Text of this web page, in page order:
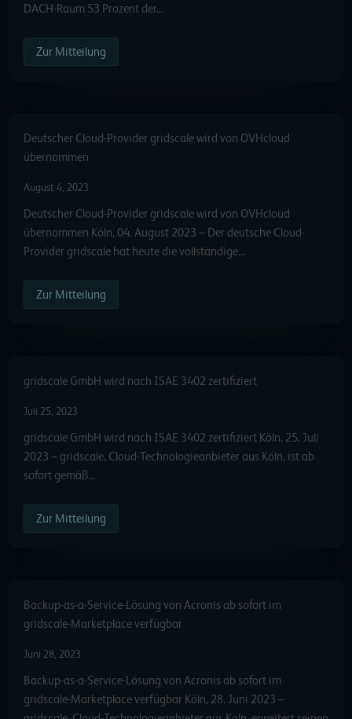
DACH-Raum 53 Prozent der…
Zur Mitteilung
Deutscher Cloud-Provider gridscale wird von OVHcloud
übernommen
August 4, 2023
Deutscher Cloud-Provider gridscale wird von OVHcloud
übernommen Köln, 04. August 2023 – Der deutsche Cloud-
Provider gridscale hat heute die vollständige…
Zur Mitteilung
gridscale GmbH wird nach ISAE 3402 zertifiziert
Juli 25, 2023
gridscale GmbH wird nach ISAE 3402 zertifiziert Köln, 25. Juli
2023 – gridscale, Cloud-Technologieanbieter aus Köln, ist ab
sofort gemäß…
Zur Mitteilung
Backup-as-a-Service-Lösung von Acronis ab sofort im
gridscale-Marketplace verfügbar
Juni 28, 2023
Backup-as-a-Service-Lösung von Acronis ab sofort im
gridscale-Marketplace verfügbar Köln, 28. Juni 2023 –